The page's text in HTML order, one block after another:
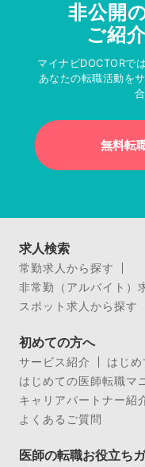
非公開
ご紹
マイナビDOCTORで
あなたの転職活動を
無料転
求人検索
常勤求人から探す
非常勤（アルバイト）
スポット求人から探す
初めての方へ
サービス紹介
はじ
はじめての医師転職マ
キャリアパートナー紹
よくあるご質問
医師の転職お役立ち